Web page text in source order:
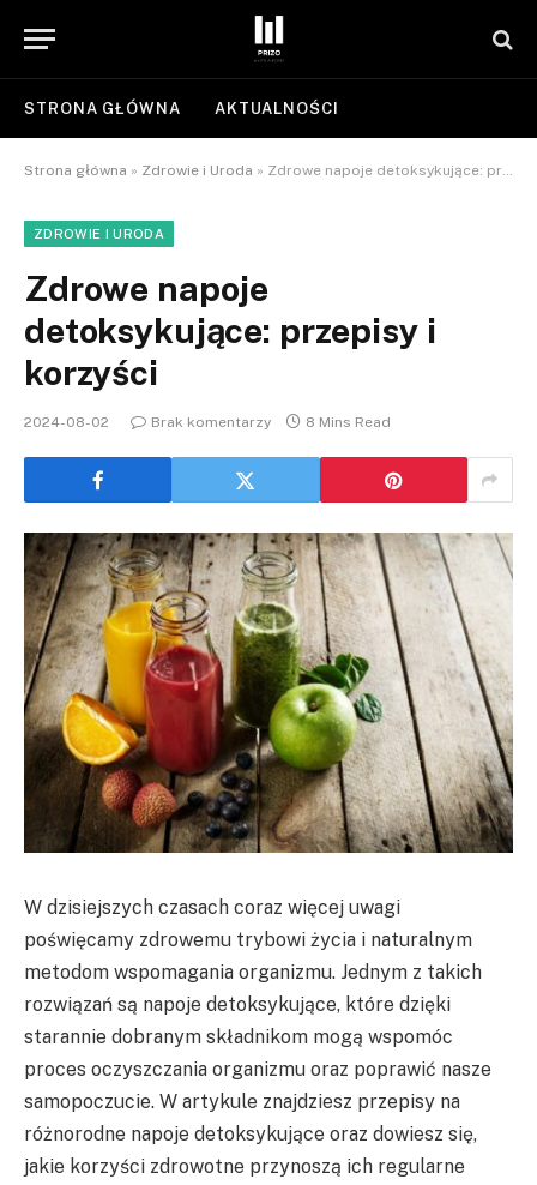
STRONA GŁÓWNA AKTUALNOŚCI
Strona główna » Zdrowie i Uroda » Zdrowe napoje detoksykujące: przepisy i korzyści
ZDROWIE I URODA
Zdrowe napoje
detoksykujące: przepisy i
korzyści
2024-08-02 Brak komentarzy 8 Mins Read
W dzisiejszych czasach coraz więcej uwagi
poświęcamy zdrowemu trybowi życia i naturalnym
metodom wspomagania organizmu. Jednym z takich
rozwiązań są napoje detoksykujące, które dzięki
starannie dobranym składnikom mogą wspomóc
proces oczyszczania organizmu oraz poprawić nasze
samopoczucie. W artykule znajdziesz przepisy na
różnorodne napoje detoksykujące oraz dowiesz się,
jakie korzyści zdrowotne przynoszą ich regularne